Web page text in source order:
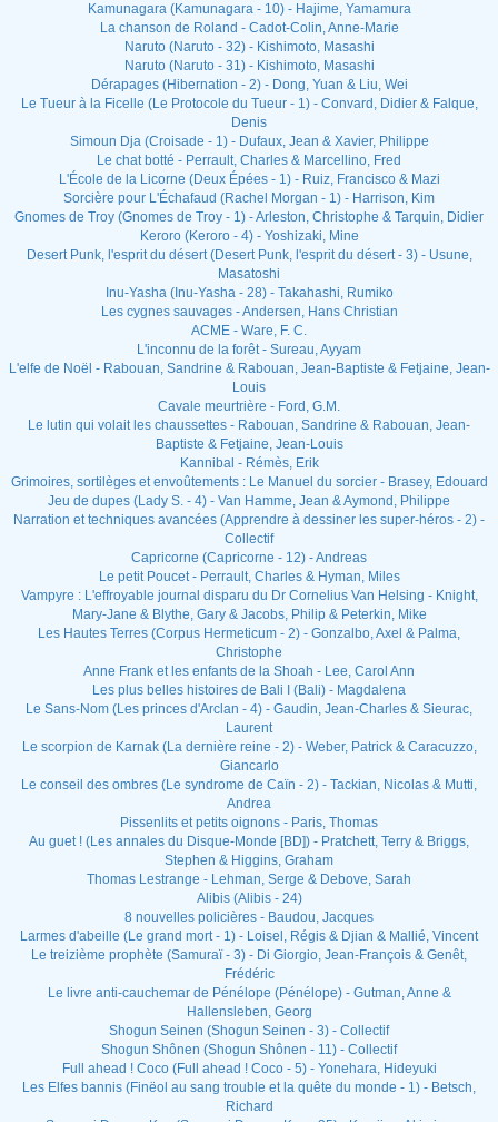
Kamunagara (Kamunagara - 10) - Hajime, Yamamura
La chanson de Roland - Cadot-Colin, Anne-Marie
Naruto (Naruto - 32) - Kishimoto, Masashi
Naruto (Naruto - 31) - Kishimoto, Masashi
Dérapages (Hibernation - 2) - Dong, Yuan & Liu, Wei
Le Tueur à la Ficelle (Le Protocole du Tueur - 1) - Convard, Didier & Falque,
Denis
Simoun Dja (Croisade - 1) - Dufaux, Jean & Xavier, Philippe
Le chat botté - Perrault, Charles & Marcellino, Fred
L'École de la Licorne (Deux Épées - 1) - Ruiz, Francisco & Mazi
Sorcière pour L'Échafaud (Rachel Morgan - 1) - Harrison, Kim
Gnomes de Troy (Gnomes de Troy - 1) - Arleston, Christophe & Tarquin, Didier
Keroro (Keroro - 4) - Yoshizaki, Mine
Desert Punk, l'esprit du désert (Desert Punk, l'esprit du désert - 3) - Usune,
Masatoshi
Inu-Yasha (Inu-Yasha - 28) - Takahashi, Rumiko
Les cygnes sauvages - Andersen, Hans Christian
ACME - Ware, F. C.
L'inconnu de la forêt - Sureau, Ayyam
L'elfe de Noël - Rabouan, Sandrine & Rabouan, Jean-Baptiste & Fetjaine, Jean-
Louis
Cavale meurtrière - Ford, G.M.
Le lutin qui volait les chaussettes - Rabouan, Sandrine & Rabouan, Jean-
Baptiste & Fetjaine, Jean-Louis
Kannibal - Rémès, Erik
Grimoires, sortilèges et envoûtements : Le Manuel du sorcier - Brasey, Edouard
Jeu de dupes (Lady S. - 4) - Van Hamme, Jean & Aymond, Philippe
Narration et techniques avancées (Apprendre à dessiner les super-héros - 2) -
Collectif
Capricorne (Capricorne - 12) - Andreas
Le petit Poucet - Perrault, Charles & Hyman, Miles
Vampyre : L'effroyable journal disparu du Dr Cornelius Van Helsing - Knight,
Mary-Jane & Blythe, Gary & Jacobs, Philip & Peterkin, Mike
Les Hautes Terres (Corpus Hermeticum - 2) - Gonzalbo, Axel & Palma,
Christophe
Anne Frank et les enfants de la Shoah - Lee, Carol Ann
Les plus belles histoires de Bali I (Bali) - Magdalena
Le Sans-Nom (Les princes d'Arclan - 4) - Gaudin, Jean-Charles & Sieurac,
Laurent
Le scorpion de Karnak (La dernière reine - 2) - Weber, Patrick & Caracuzzo,
Giancarlo
Le conseil des ombres (Le syndrome de Caïn - 2) - Tackian, Nicolas & Mutti,
Andrea
Pissenlits et petits oignons - Paris, Thomas
Au guet ! (Les annales du Disque-Monde [BD]) - Pratchett, Terry & Briggs,
Stephen & Higgins, Graham
Thomas Lestrange - Lehman, Serge & Debove, Sarah
Alibis (Alibis - 24)
8 nouvelles policières - Baudou, Jacques
Larmes d'abeille (Le grand mort - 1) - Loisel, Régis & Djian & Mallié, Vincent
Le treizième prophète (Samuraï - 3) - Di Giorgio, Jean-François & Genêt,
Frédéric
Le livre anti-cauchemar de Pénélope (Pénélope) - Gutman, Anne &
Hallensleben, Georg
Shogun Seinen (Shogun Seinen - 3) - Collectif
Shogun Shônen (Shogun Shônen - 11) - Collectif
Full ahead ! Coco (Full ahead ! Coco - 5) - Yonehara, Hideyuki
Les Elfes bannis (Finëol au sang trouble et la quête du monde - 1) - Betsch,
Richard